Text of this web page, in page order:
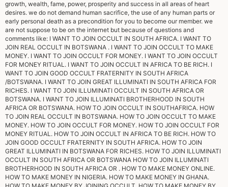
growth, wealth, fame, power, prosperity and success in all areas of heart
desires. we do not demand human sacrifice, the use of any human parts or
early personal death as a precondition for you to become our member. we
are not suppose to be on the internet but because of questions and
comments like: I WANT TO JOIN OCCULT IN SOUTH AFRICA. I WANT TO
JOIN REAL OCCULT IN BOTSWANA . I WANT TO JOIN OCCULT TO MAKE
MONEY. I WANT TO JOIN OCCULT FOR MONEY. I WANT TO JOIN OCCULT
FOR MONEY RITUAL. I WANT TO JOIN OCCULT IN AFRICA TO BE RICH. I
WANT TO JOIN GOOD OCCULT FRATERNITY IN SOUTH AFRICA
/BOTSWANA. I WANT TO JOIN GREAT ILLUMINATI IN SOUTH AFRICA FOR
RICHES. I WANT TO JOIN ILLUMINATI OCCULT IN SOUTH AFRICA OR
BOTSWANA. I WANT TO JOIN ILLUMINATI BROTHERHOOD IN SOUTH
AFRICA OR BOTSWANA. HOW TO JOIN OCCULT IN SOUTHAFRICA. HOW
TO JOIN REAL OCCULT IN BOTSWANA. HOW TO JOIN OCCULT TO MAKE
MONEY. HOW TO JOIN OCCULT FOR MONEY. HOW TO JOIN OCCULT FOR
MONEY RITUAL. HOW TO JOIN OCCULT IN AFRICA TO BE RICH. HOW TO
JOIN GOOD OCCULT FRATERNITY IN SOUTH AFRICA. HOW TO JOIN
GREAT ILLUMINATI IN BOTSWANA FOR RICHES. HOW TO JOIN ILLUMINATI
OCCULT IN SOUTH AFRICA OR BOTSWANA HOW TO JOIN ILLUMINATI
BROTHERHOOD IN SOUTH AFRICA OR . HOW TO MAKE MONEY ONLINE.
HOW TO MAKE MONEY IN NIGERIA. HOW TO MAKE MONEY IN GHANA.